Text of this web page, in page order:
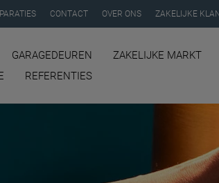
CONTACT OVER ONS ZAKELIJKE
GARAGEDEUREN
ZAKELIJKE MARKT
REFERENTIES